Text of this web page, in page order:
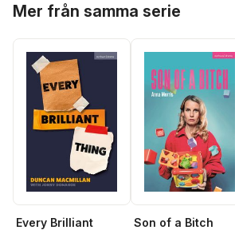
Mer från samma serie
Every Brilliant
Son of a Bitch